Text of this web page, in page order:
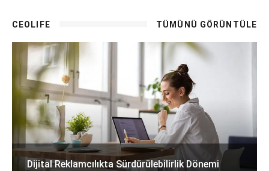
CEOLIFE TÜMÜNÜ GÖRÜNTÜLE
Dijital Reklamcılıkta Sürdürülebilirlik Dönemi